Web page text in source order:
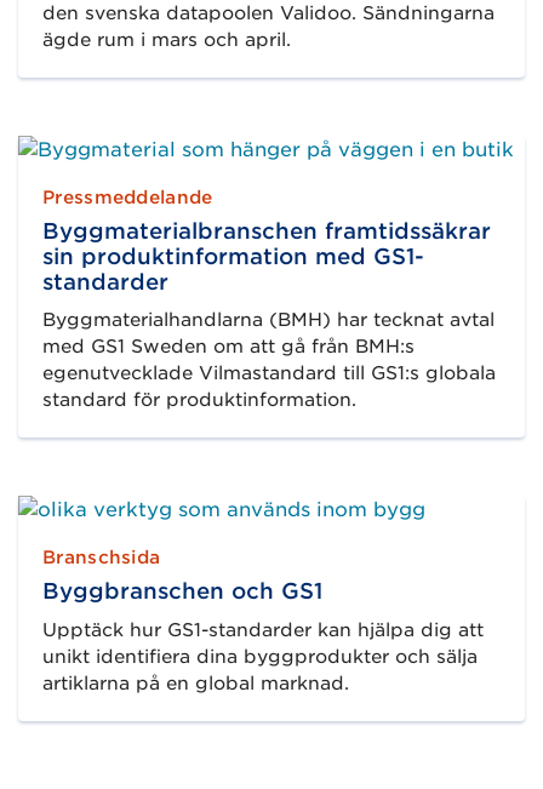
den svenska datapoolen Validoo. Sändningarna
ägde rum i mars och april.
Pressmeddelande
Byggmaterialbranschen framtidssäkrar
sin produktinformation med GS1-
standarder
Byggmaterialhandlarna (BMH) har tecknat avtal
med GS1 Sweden om att gå från BMH:s
egenutvecklade Vilmastandard till GS1:s globala
standard för produktinformation.
Branschsida
Byggbranschen och GS1
Upptäck hur GS1-standarder kan hjälpa dig att
unikt identifiera dina byggprodukter och sälja
artiklarna på en global marknad.